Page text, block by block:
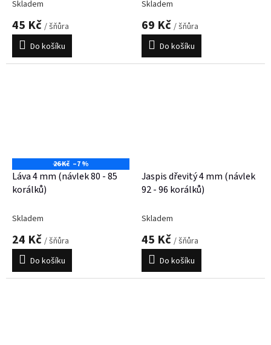
Skladem
45 Kč / šňůra
Do košíku
Skladem
69 Kč / šňůra
Do košíku
26 Kč –7 %
Láva 4 mm (návlek 80 - 85
korálků)
Skladem
24 Kč / šňůra
Do košíku
Jaspis dřevitý 4 mm (návlek
92 - 96 korálků)
Skladem
45 Kč / šňůra
Do košíku